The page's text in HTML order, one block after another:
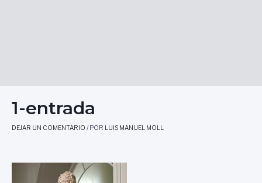
1-entrada
DEJAR UN COMENTARIO / POR LUIS MANUEL MOLL